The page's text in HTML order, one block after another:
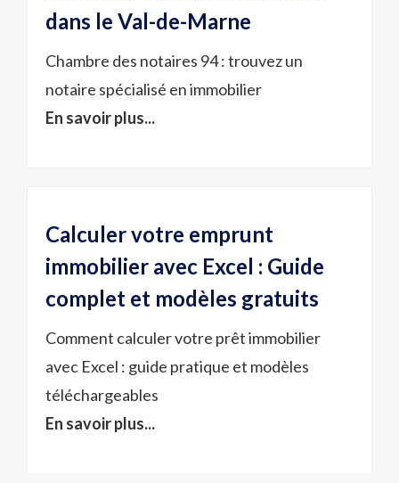
dans le Val-de-Marne
Chambre des notaires 94 : trouvez un
notaire spécialisé en immobilier
En savoir plus...
Calculer votre emprunt
immobilier avec Excel : Guide
complet et modèles gratuits
Comment calculer votre prêt immobilier
avec Excel : guide pratique et modèles
téléchargeables
En savoir plus...